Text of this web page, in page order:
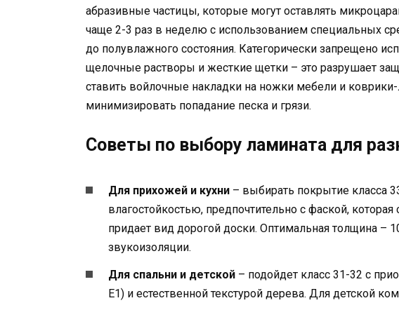
абразивные частицы, которые могут оставлять
чаще 2-3 раз в неделю с использованием специальных
до полувлажного состояния. Категорически запрещено
щелочные растворы и жесткие щетки – это разрушает
ставить войлочные накладки на ножки мебели и
минимизировать попадание песка и грязи.
Советы по выбору ламината для
Для прихожей и кухни – выбирать покрытие класса
влагостойкостью, предпочтительно с фаской,
придает вид дорогой доски. Оптимальная толщина –
звукоизоляции.
Для спальни и детской – подойдет класс 31-32 с
E1) и естественной текстурой дерева. Для детской